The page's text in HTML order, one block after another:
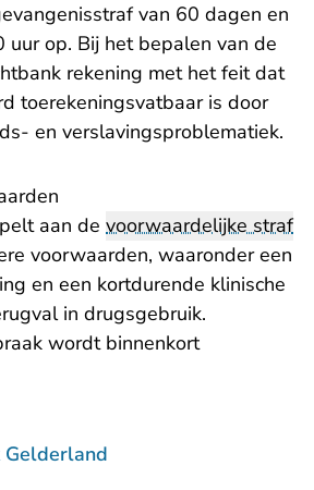
van 60 dagen en
op. Bij het bepalen van de
rekening met het feit dat
toerekeningsvatbaar is door
en verslavingsproblematiek.
aan de voorwaardelijke straf
voorwaarden, waaronder een
en een kortdurende klinische
in drugsgebruik.
wordt binnenkort
Gelderland